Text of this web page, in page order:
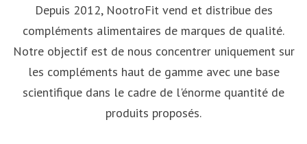
Depuis 2012, NootroFit vend et distribue des
compléments alimentaires de marques de qualité.
Notre objectif est de nous concentrer uniquement sur
les compléments haut de gamme avec une base
scientifique dans le cadre de l'énorme quantité de
produits proposés.